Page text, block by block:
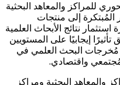
للمراكز والمعاهد البحثية
إلى منتجات
نتائج الأبحاث العلمية
إيجابيًا على المستويين
مُخرجات البحث العلمي في
مُجتمعي واقتصادي.
والمعاهد البحثية ومراكز